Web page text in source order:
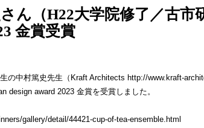
ん（H22大学院修了／古市
金賞受賞
の中村篤史先生（Kraft Architects http://www.kraft-
design award 2023 金賞を受賞しました。
gallery/detail/44421-cup-of-tea-ensemble.html